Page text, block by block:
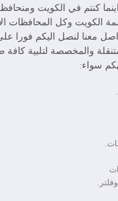
كنتم في الكويت
الكويت وكل المحافظات
معنا لنصل اليكم فورا
والمخصصة لتلبية
سواء: